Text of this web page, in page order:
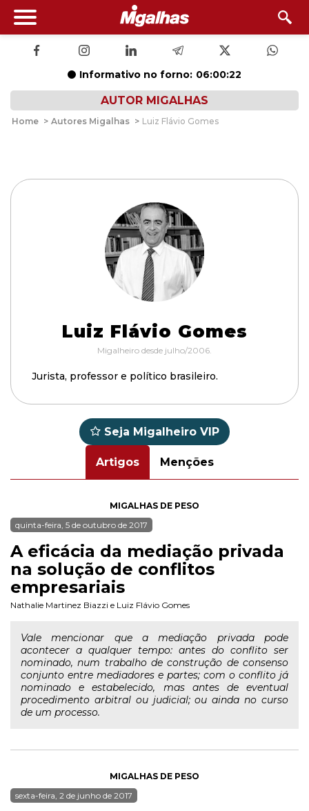
Informativo no forno: 06:00:21
AUTOR MIGALHAS
Home > Autores Migalhas > Luiz Flávio Gomes
Luiz Flávio Gomes
Migalheiro desde julho/2006.
Jurista, professor e político brasileiro.
Seja Migalheiro VIP
Artigos Menções
MIGALHAS DE PESO
quinta-feira, 5 de outubro de 2017
A eficácia da mediação privada
na solução de conflitos
empresariais
Nathalie Martinez Biazzi e Luiz Flávio Gomes
Vale mencionar que a mediação privada pode
acontecer a qualquer tempo: antes do conflito ser
nominado, num trabalho de construção de consenso
conjunto entre mediadores e partes; com o conflito já
nominado e estabelecido, mas antes de eventual
procedimento arbitral ou judicial; ou ainda no curso
de um processo.
MIGALHAS DE PESO
sexta-feira, 2 de junho de 2017